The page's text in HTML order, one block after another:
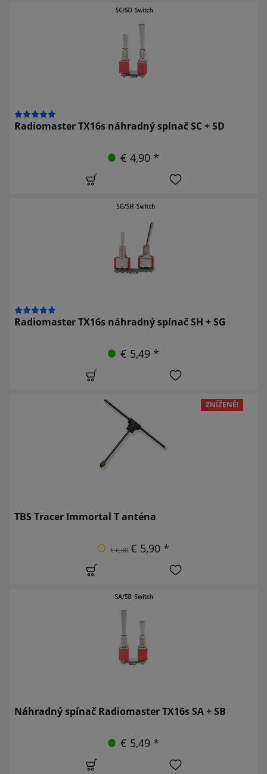
Radiomaster TX16s náhradný spínač SC + SD
€ 4,90 *
Radiomaster TX16s náhradný spínač SH + SG
€ 5,49 *
ZNÍŽENÉ!
TBS Tracer Immortal T anténa
€ 6,90 € 5,90 *
Náhradný spínač Radiomaster TX16s SA + SB
€ 5,49 *